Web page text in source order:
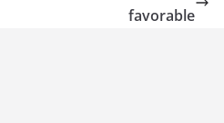
favorable